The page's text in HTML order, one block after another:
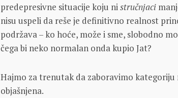
predepresivne situacije koju nistručnjaci
nisu uspeli da reše je definitivno realnost
podržava – ko hoće, može i sme, slobodno
čega bi neko normalan onda kupio Jat?
Hajmo za trenutak da zaboravimo
objašnjena.